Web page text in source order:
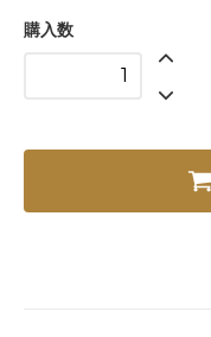
購入数